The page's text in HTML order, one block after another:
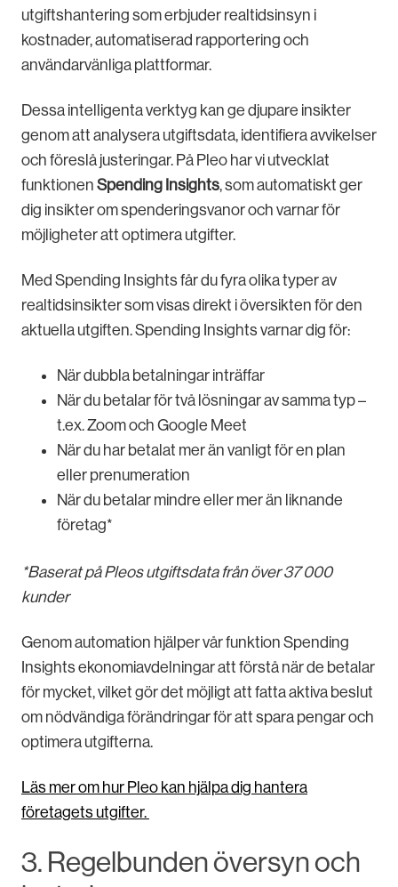
utgiftshantering som erbjuder realtidsinsyn i
kostnader, automatiserad rapportering och
användarvänliga plattformar.
Dessa intelligenta verktyg kan ge djupare insikter
genom att analysera utgiftsdata, identifiera avvikelser
och föreslå justeringar. På Pleo har vi utvecklat
funktionen Spending Insights, som automatiskt ger
dig insikter om spenderingsvanor och varnar för
möjligheter att optimera utgifter.
Med Spending Insights får du fyra olika typer av
realtidsinsikter som visas direkt i översikten för den
aktuella utgiften. Spending Insights varnar dig för:
När dubbla betalningar inträffar
När du betalar för två lösningar av samma typ –
t.ex. Zoom och Google Meet
När du har betalat mer än vanligt för en plan
eller prenumeration
När du betalar mindre eller mer än liknande
företag*
*Baserat på Pleos utgiftsdata från över 37 000
kunder
Genom automation hjälper vår funktion Spending
Insights ekonomiavdelningar att förstå när de betalar
för mycket, vilket gör det möjligt att fatta aktiva beslut
om nödvändiga förändringar för att spara pengar och
optimera utgifterna.
Läs mer om hur Pleo kan hjälpa dig hantera
företagets utgifter.
3. Regelbunden översyn och